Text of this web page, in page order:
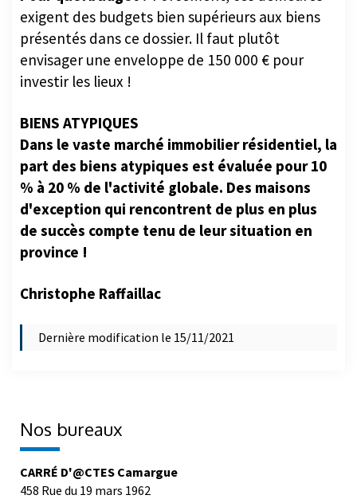
exigent des budgets bien supérieurs aux biens
présentés dans ce dossier. Il faut plutôt
envisager une enveloppe de 150 000 € pour
investir les lieux !
BIENS ATYPIQUES
Dans le vaste marché immobilier résidentiel, la
part des biens atypiques est évaluée pour 10
% à 20 % de l'activité globale. Des maisons
d'exception qui rencontrent de plus en plus
de succès compte tenu de leur situation en
province !
Christophe Raffaillac
Dernière modification le 15/11/2021
Nos bureaux
CARRÉ D'@CTES Camargue
458 Rue du 19 mars 1962